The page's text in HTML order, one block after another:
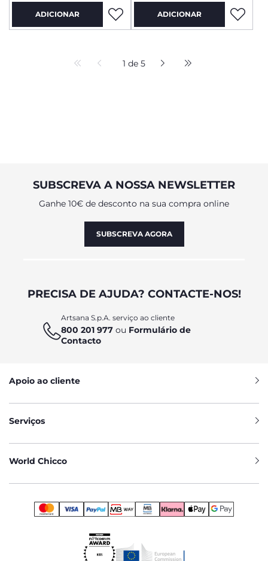
ADICIONAR ADICIONAR
1 de 5
SUBSCREVA A NOSSA NEWSLETTER
Ganhe 10€ de desconto na sua compra online
SUBSCREVA AGORA
PRECISA DE AJUDA? CONTACTE-NOS!
Artsana S.p.A. serviço ao cliente
800 201 977 ou Formulário de
Contacto
Apoio ao cliente
Serviços
World Chicco